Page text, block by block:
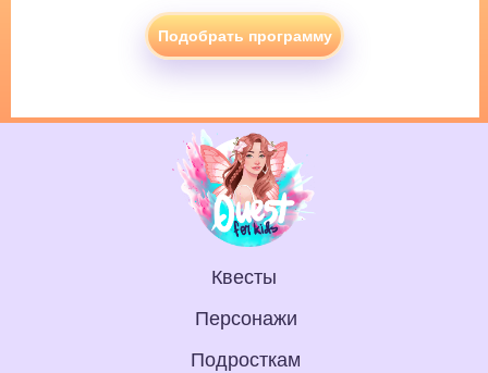
Подобрать программу
Квесты
Персонажи
Подросткам